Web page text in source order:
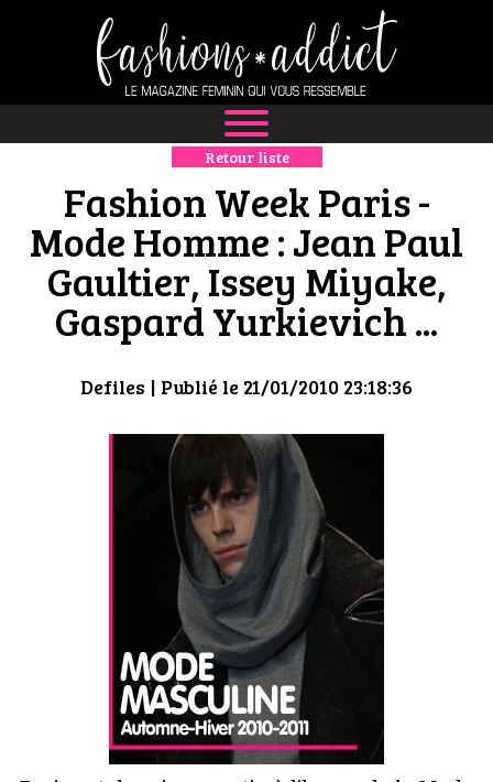
NEWS
MODE
LUXE
DÉFILÉS
BOUTIQUE
CULTURE
HIGH TECH
MAISON
AUTO
LIEUX TENDANCES
BEAUTÉ
Retour liste
Fashion Week Paris -
Mode Homme : Jean Paul
Gaultier, Issey Miyake,
Gaspard Yurkievich ...
Defiles | Publié le 21/01/2010 23:18:36